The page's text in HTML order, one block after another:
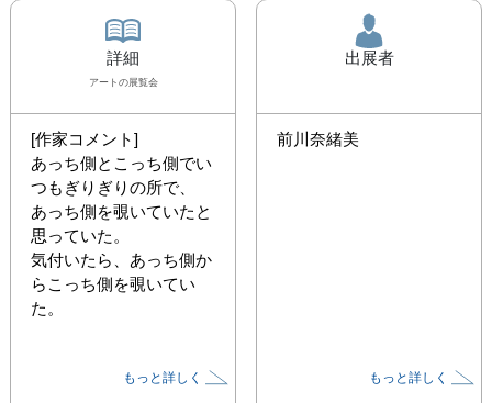
詳細
アート の展覧会
[作家コメント]
あっち側とこっち側でい
つもぎりぎりの所で、
あっち側を覗いていたと
思っていた。
気付いたら、あっち側か
らこっち側を覗いてい
た。
もっと詳しく
出展者
前川奈緒美
もっと詳しく